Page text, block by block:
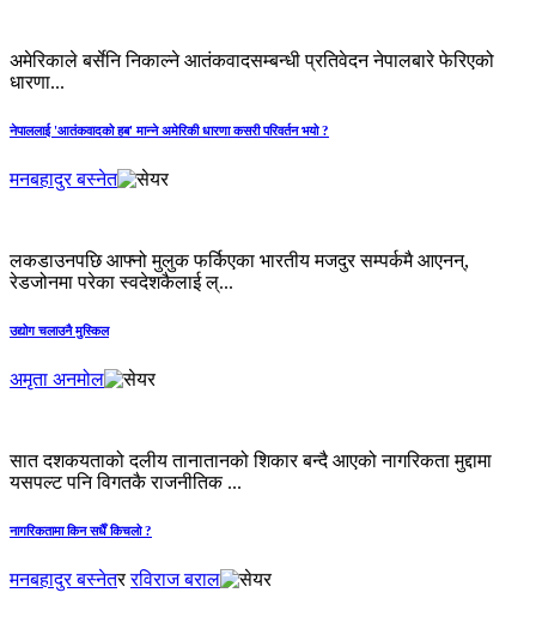
अमेरिकाले बर्सेनि निकाल्ने आतंकवादसम्बन्धी प्रतिवेदन नेपालबारे फेरिएको
धारणा...
नेपाललाई 'आतंकवादको हब' मान्‍ने अमेरिकी धारणा कसरी परिवर्तन भयो ?
मनबहादुर बस्नेत
लकडाउनपछि आफ्नो मुलुक फर्किएका भारतीय मजदुर सम्पर्कमै आएनन्,
रेडजोनमा परेका स्वदेशकैलाई ल्...
उद्योग चलाउनै मुस्किल
अमृता अनमोल
सात दशकयताको दलीय तानातानको शिकार बन्दै आएको नागरिकता मुद्दामा
यसपल्ट पनि विगतकै राजनीतिक ...
नागरिकतामा किन सधैँ किचलो ?
मनबहादुर बस्नेतररविराज बराल